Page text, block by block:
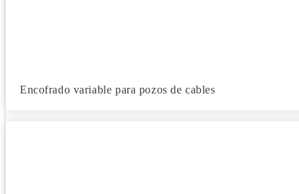
Encofrado variable para pozos de cables